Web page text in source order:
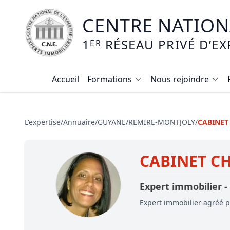
CENTRE
1 ER RÉSEAU PRIVÉ
Accueil
Formations
Formation expertise immobilière /
Expertise viager
E-learning - Connaitre et maitriser
Mise en copropriété
Nous rejoindre
L'expertise/Annuaire/GUYANE/REMIRE-MONTJOLY/
CABINET
Expert immobilier -
Expert immobilier agréé